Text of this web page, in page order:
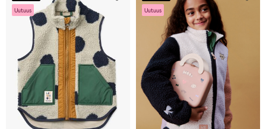
Uutuus Uutuus